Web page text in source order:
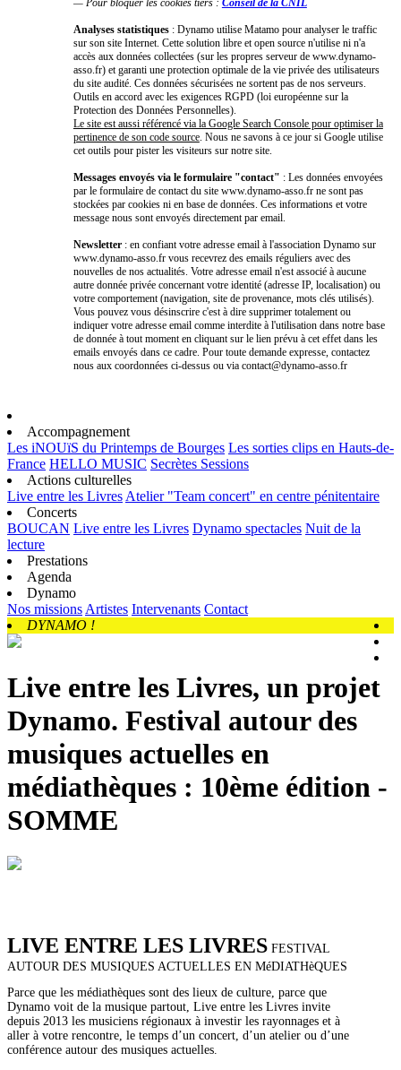
— Pour bloquer les cookies tiers : Conseil de la CNIL
Analyses statistiques : Dynamo utilise Matamo pour analyser le traffic
sur son site Internet. Cette solution libre et open source n'utilise ni n'a
accès aux données collectées (sur les propres serveur de www.dynamo-
asso.fr) et garanti une protection optimale de la vie privée des utilisateurs
du site audité. Ces données sécurisées ne sortent pas de nos serveurs.
Outils en accord avec les exigences RGPD (loi européenne sur la
Protection des Données Personnelles).
Le site est aussi référencé via la Google Search Console pour optimiser la
pertinence de son code source. Nous ne savons à ce jour si Google utilise
cet outils pour pister les visiteurs sur notre site.
Messages envoyés via le formulaire "contact" : Les données envoyées
par le formulaire de contact du site www.dynamo-asso.fr ne sont pas
stockées par cookies ni en base de données. Ces informations et votre
message nous sont envoyés directement par email.
Newsletter : en confiant votre adresse email à l'association Dynamo sur
www.dynamo-asso.fr vous recevrez des emails réguliers avec des
nouvelles de nos actualités. Votre adresse email n'est associé à aucune
autre donnée privée concernant votre identité (adresse IP, localisation) ou
votre comportement (navigation, site de provenance, mots clés utilisés).
Vous pouvez vous désinscrire c'est à dire supprimer totalement ou
indiquer votre adresse email comme interdite à l'utilisation dans notre base
de donnée à tout moment en cliquant sur le lien prévu à cet effet dans les
emails envoyés dans ce cadre. Pour toute demande expresse, contactez
nous aux coordonnées ci-dessus ou via contact@dynamo-asso.fr
Accompagnement
Les iNOUïS du Printemps de Bourges Les sorties clips en Hauts-de-
France HELLO MUSIC Secrètes Sessions
Actions culturelles
Live entre les Livres Atelier "Team concert" en centre pénitentaire
Concerts
BOUCAN Live entre les Livres Dynamo spectacles Nuit de la
lecture
Prestations
Agenda
Dynamo
Nos missions Artistes Intervenants Contact
DYNAMO !
Live entre les Livres, un projet
Dynamo. Festival autour des
musiques actuelles en
médiathèques : 10ème édition -
SOMME
LIVE ENTRE LES LIVRES FESTIVAL
AUTOUR DES MUSIQUES ACTUELLES EN MéDIATHèQUES
Parce que les médiathèques sont des lieux de culture, parce que
Dynamo voit de la musique partout, Live entre les Livres invite
depuis 2013 les musiciens régionaux à investir les rayonnages et à
aller à votre rencontre, le temps d’un concert, d’un atelier ou d’une
conférence autour des musiques actuelles.